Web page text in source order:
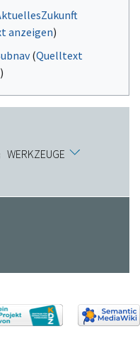
anzeigen)
(Quelltext
)
WERKZEUGE